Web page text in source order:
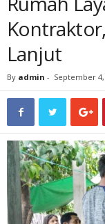
Lanjut
By admin - September 4,